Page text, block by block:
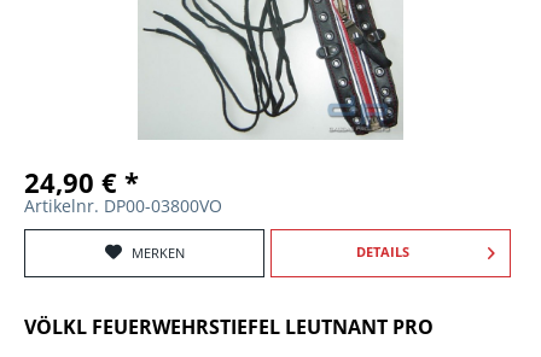
24,90 € *
Artikelnr. DP00-03800VO
MERKEN DETAILS
VÖLKL FEUERWEHRSTIEFEL LEUTNANT PRO